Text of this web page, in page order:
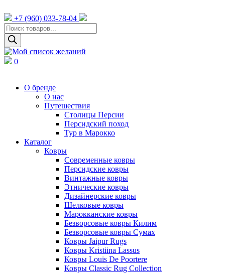
+7 (960) 033-78-04
Поиск
товаров
0
О бренде
О нас
Путешествия
Столицы Персии
Персидский поход
Тур в Марокко
Каталог
Ковры
Cовременные ковры
Персидские ковры
Винтажные ковры
Этнические ковры
Дизайнерские ковры
Шелковые ковры
Марокканские ковры
Безворсовые ковры Килим
Безворсовые ковры Сумах
Ковры Jaipur Rugs
Ковры Kristiina Lassus
Ковры Louis De Poortere
Ковры Classic Rug Collection